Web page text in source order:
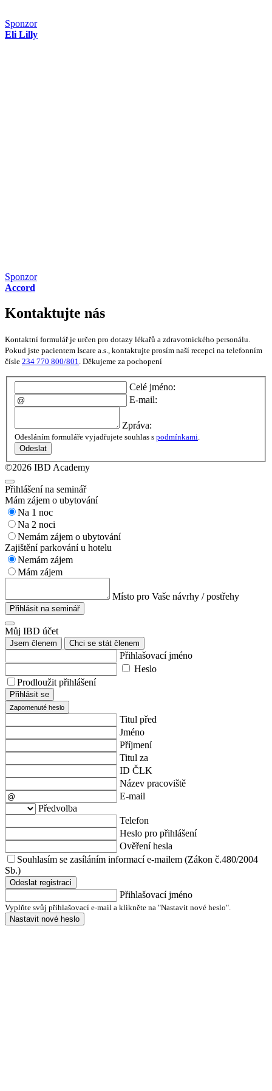
Sponzor
Eli Lilly
Sponzor
Accord
Kontaktujte nás
Kontaktní formulář je určen pro dotazy lékařů a zdravotnického personálu.
Pokud jste pacientem Iscare a.s., kontaktujte prosím naší recepci na telefonním
čísle 234 770 800/801. Děkujeme za pochopení
Celé jméno:
E-mail:
Zpráva:
Odesláním formuláře vyjadřujete souhlas s podmínkami
Odeslat
©2026 IBD Academy
Přihlášení na seminář
Mám zájem o ubytování
Na 1 noc
Na 2 noci
Nemám zájem o ubytování
Zajištění parkování u hotelu
Nemám zájem
Mám zájem
Místo pro Vaše návrhy / postřehy
Přihlásit na seminář
Můj IBD účet
Jsem členem Chci se stát členem
Přihlašovací jméno
Heslo
Prodloužit přihlášení
Přihlásit se
Zapomenuté heslo
Titul před
Jméno
Příjmení
Titul za
ID ČLK
Název pracoviště
E-mail
Předvolba
Telefon
Heslo pro přihlášení
Ověření hesla
Souhlasím se zasíláním informací e-mailem (Zákon č.480/2004
Sb.)
Odeslat registraci
Přihlašovací jméno
Vyplňte svůj přihlašovací e-mail a klikněte na "Nastavit nové heslo".
Nastavit nové heslo